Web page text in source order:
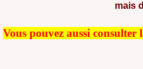
mais
Vous pouvez aussi consulter